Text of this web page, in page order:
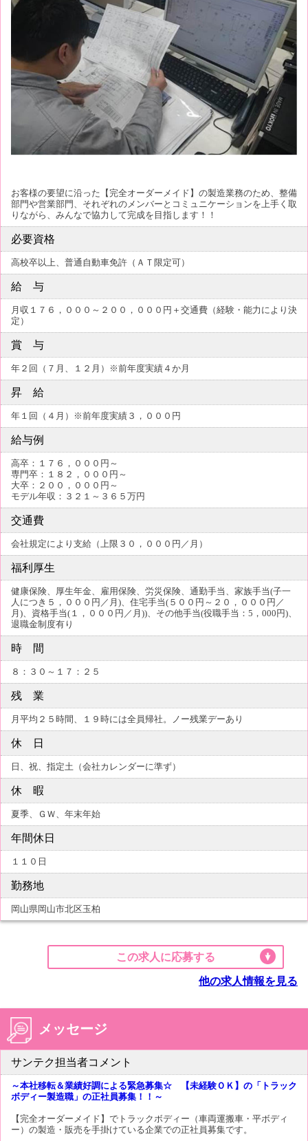
お客様の要望に沿った【完全オーダーメイド】の製造業務のため、整備
部門や営業部門、それぞれのメンバーとコミュニケーションを上手く取
りながら、みんなで協力して完成を目指します！！
必要資格
高校卒以上、普通自動車免許（ＡＴ限定可）
給 与
月収１７６，０００～２００，０００円＋交通費（経験・能力により決
定）
賞 与
年２回（７月、１２月）※前年度実績４か月
昇 給
年１回（４月）※前年度実績３，０００円
給与例
高卒：１７６，０００円～
専門卒：１８２，０００円～
大卒：２００，０００円～
モデル年収：３２１～３６５万円
交通費
会社規定により支給（上限３０，０００円／月）
福利厚生
健康保険、厚生年金、雇用保険、労災保険、通勤手当、家族手当(子一
人につき５，０００円／月)、住宅手当(５００円～２０，０００円／
月)、資格手当(１，０００円／月))、その他手当(役職手当：5，000円)、
退職金制度有り
時 間
８：３０～１７：２５
残 業
月平均２５時間、１９時には全員帰社。ノー残業デーあり
休 日
日、祝、指定土（会社カレンダーに準ず）
休 暇
夏季、ＧＷ、年末年始
年間休日
１１０日
勤務地
岡山県岡山市北区玉柏
この求人に応募する
他の求人情報を見る
メッセージ
サンテク担当者コメント
～本社移転＆業績好調による緊急募集☆ 【未経験ＯＫ】の「トラック
ボディー製造職」の正社員募集！！～
【完全オーダーメイド】でトラックボディー（車両運搬車・平ボディ
ー）の製造・販売を手掛けている企業での正社員募集です。